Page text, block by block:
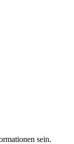
sein.